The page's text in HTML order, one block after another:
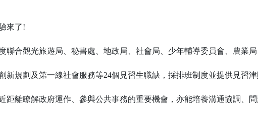
來了!
聯合觀光旅遊局、秘書處、地政局、社會局、少年輔導委員會、農業
新規劃及第一線社會服務等24個見習生職缺，採排班制度並提供見習津
距離瞭解政府運作、參與公共事務的重要機會，亦能培養溝通協調、